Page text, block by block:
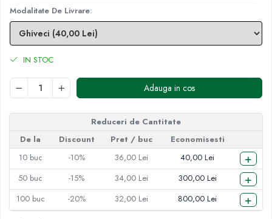
Modalitate De Livrare:
IN STOC
Adauga in cos
Reduceri de Cantitate
De la
Discount Pret / buc
Economisesti
10buc -10% 36,00 Lei 40,00 Lei +
50 buc -15% 34,00 Lei 300,00 Lei +
100buc -20% 32,00 Lei 800,00 Lei +